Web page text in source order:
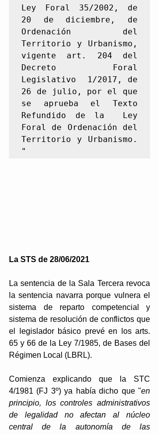
Ley Foral 35/2002, de
20 de diciembre, de
Ordenación del
Territorio y Urbanismo,
vigente art. 204 del
Decreto Foral
Legislativo  1/2017, de
26 de julio, por el que
se aprueba el Texto
Refundido de la  Ley
Foral de Ordenación del
Territorio y Urbanismo.
"
La STS de 28/06/2021
La sentencia de la Sala Tercera revoca
la sentencia navarra porque vulnera el
sistema de reparto competencial y
sistema de resolución de conflictos que
el legislador básico prevé en los arts.
65 y 66 de la Ley 7/1985, de Bases del
Régimen Local (LBRL).
Comienza explicando que la STC
4/1981 (FJ 3º) ya había dicho que "en
principio, los controles administrativos
de legalidad no afectan al núcleo
central de la autonomía de las